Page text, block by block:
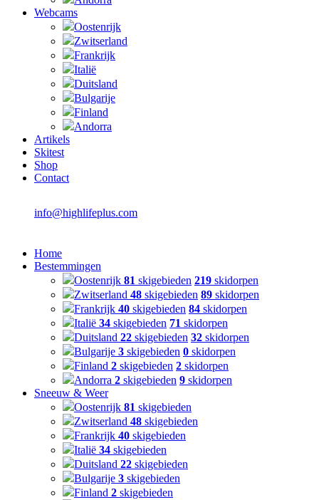
Webcams
Oostenrijk
Zwitserland
Frankrijk
Italië
Duitsland
Bulgarije
Finland
Andorra
Artikels
Skitest
Shop
Contact
info@highlifeplus.com
Home
Bestemmingen
Oostenrijk 81 skigebieden 219 skidorpen
Zwitserland 48 skigebieden 89 skidorpen
Frankrijk 40 skigebieden 84 skidorpen
Italië 34 skigebieden 71 skidorpen
Duitsland 22 skigebieden 32 skidorpen
Bulgarije 3 skigebieden 0 skidorpen
Finland 2 skigebieden 2 skidorpen
Andorra 2 skigebieden 9 skidorpen
Sneeuw & Weer
Oostenrijk 81 skigebieden
Zwitserland 48 skigebieden
Frankrijk 40 skigebieden
Italië 34 skigebieden
Duitsland 22 skigebieden
Bulgarije 3 skigebieden
Finland 2 skigebieden